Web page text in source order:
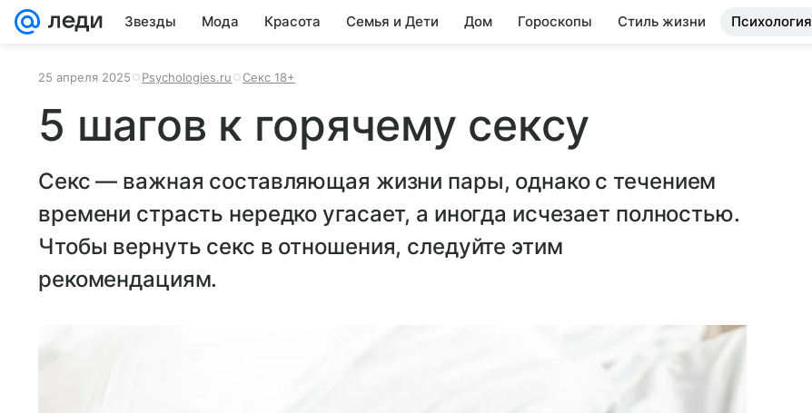
Звезды Мода Красота Семья и Дети Дом Гороскопы Стиль жизни Психология
25 апреля 2025 Psychologies.ru Секс 18+
5 шагов к горячему сексу
Секс — важная составляющая жизни пары, однако с течением
времени страсть нередко угасает, а иногда исчезает полностью.
Чтобы вернуть секс в отношения, следуйте этим
рекомендациям.